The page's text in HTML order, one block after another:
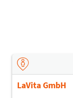
LaVita GmbH